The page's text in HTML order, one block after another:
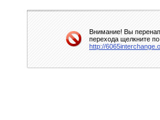
Внимание! Вы
перехода щелкните
http://